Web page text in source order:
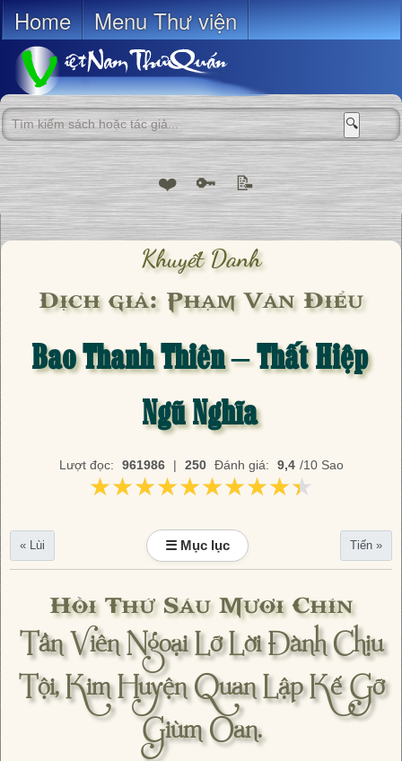
Home Menu Thư viện
🔍
❤️ 🔑 📝
Khuyết Danh
Dịch giả: Phạm Văn Điểu
Bao Thanh Thiên – Thất Hiệp
Ngũ Nghĩa
Lượt đọc: 961986 | 250 Đánh giá: 9,4 /10 Sao
★★★★★★★★★★
★★★★★★★★★★
« Lùi ☰ Mục lục Tiến »
Hồi Thứ Sáu Mươi Chín
Tần Viên Ngoại Lỡ Lời Đành Chịu
Tội, Kim Huyện Quan Lập Kế Gỡ
Giùm Oan.